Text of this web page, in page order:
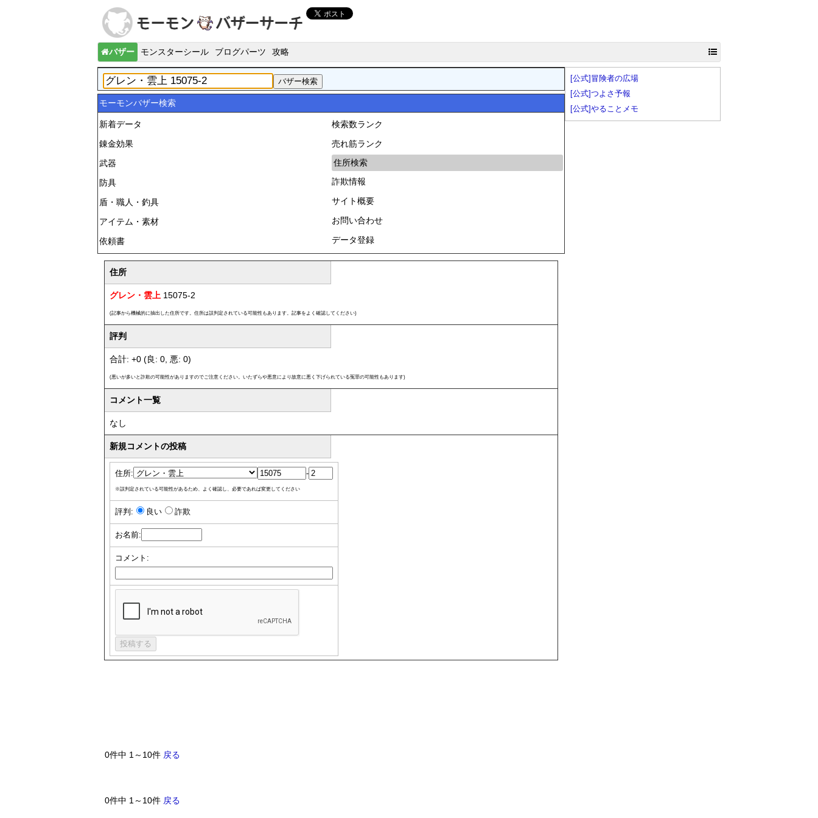
バザー モンスターシール ブログパーツ 攻略
モーモンバザー検索
新着データ
錬金効果
武器
防具
盾・職人・釣具
アイテム・素材
依頼書
検索数ランク
売れ筋ランク
住所検索
詐欺情報
サイト概要
お問い合わせ
データ登録
住所
グレン・雲上 15075-2
(記事から機械的に抽出した住所です。住所は誤判定されている可能性もあります。記事をよく確認してください)
評判
合計: +0 (良: 0, 悪: 0)
(悪いが多いと詐欺の可能性がありますのでご注意ください。いたずらや悪意により故意に悪く下げられている冤罪の可能性もあります)
コメント一覧
なし
新規コメントの投稿
住所: -
※誤判定されている可能性があるため、よく確認し、必要であれば変更してください
評判: 良い 詐欺
お名前:
コメント:
0件中 1～10件 戻る
0件中 1～10件 戻る
[公式]冒険者の広場
[公式]つよさ予報
[公式]やることメモ